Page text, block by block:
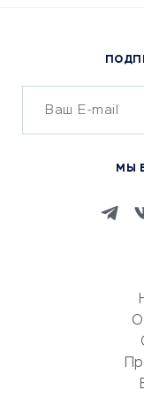
Сервисы
ОБУЧЕНИЕ И
Изучение
Маркетинг и
Красота и
Сервисы по
Сетевой
МЫ